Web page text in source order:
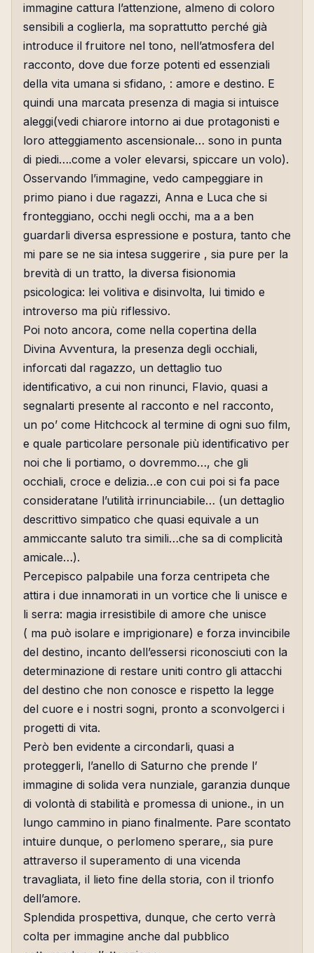
immagine cattura l’attenzione, almeno di coloro
sensibili a coglierla, ma soprattutto perché già
introduce il fruitore nel tono, nell’atmosfera del
racconto, dove due forze potenti ed essenziali
della vita umana si sfidano, : amore e destino. E
quindi una marcata presenza di magia si intuisce
aleggi(vedi chiarore intorno ai due protagonisti e
loro atteggiamento ascensionale… sono in punta
di piedi….come a voler elevarsi, spiccare un volo).
Osservando l’immagine, vedo campeggiare in
primo piano i due ragazzi, Anna e Luca che si
fronteggiano, occhi negli occhi, ma a a ben
guardarli diversa espressione e postura, tanto che
mi pare se ne sia intesa suggerire , sia pure per la
brevità di un tratto, la diversa fisionomia
psicologica: lei volitiva e disinvolta, lui timido e
introverso ma più riflessivo.
Poi noto ancora, come nella copertina della
Divina Avventura, la presenza degli occhiali,
inforcati dal ragazzo, un dettaglio tuo
identificativo, a cui non rinunci, Flavio, quasi a
segnalarti presente al racconto e nel racconto,
un po’ come Hitchcock al termine di ogni suo film,
e quale particolare personale più identificativo per
noi che li portiamo, o dovremmo…, che gli
occhiali, croce e delizia…e con cui poi si fa pace
consideratane l’utilità irrinunciabile… (un dettaglio
descrittivo simpatico che quasi equivale a un
ammiccante saluto tra simili…che sa di complicità
amicale…).
Percepisco palpabile una forza centripeta che
attira i due innamorati in un vortice che li unisce e
li serra: magia irresistibile di amore che unisce
( ma può isolare e imprigionare) e forza invincibile
del destino, incanto dell’essersi riconosciuti con la
determinazione di restare uniti contro gli attacchi
del destino che non conosce e rispetto la legge
del cuore e i nostri sogni, pronto a sconvolgerci i
progetti di vita.
Però ben evidente a circondarli, quasi a
proteggerli, l’anello di Saturno che prende l’
immagine di solida vera nunziale, garanzia dunque
di volontà di stabilità e promessa di unione., in un
lungo cammino in piano finalmente. Pare scontato
intuire dunque, o perlomeno sperare,, sia pure
attraverso il superamento di una vicenda
travagliata, il lieto fine della storia, con il trionfo
dell’amore.
Splendida prospettiva, dunque, che certo verrà
colta per immagine anche dal pubblico